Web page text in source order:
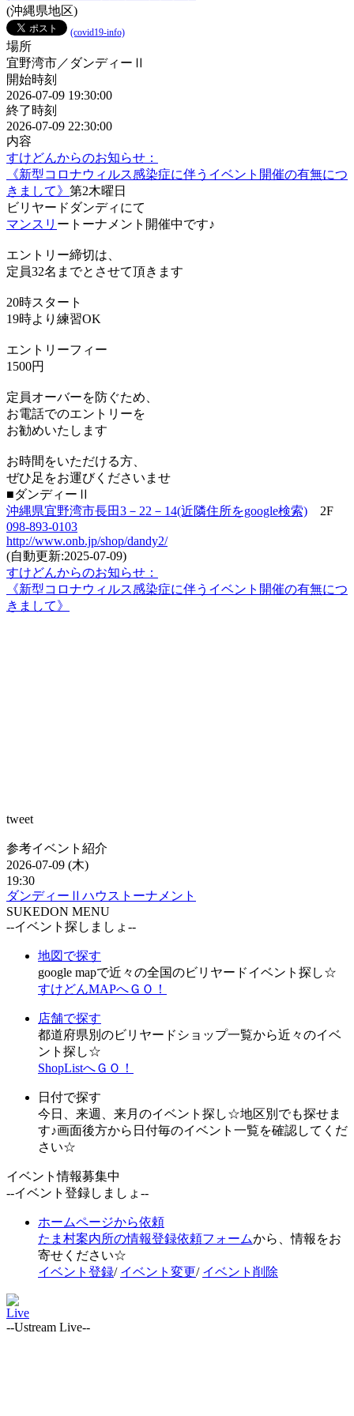
(沖縄県地区)
(covid19-info)
場所
宜野湾市／ダンディーⅡ
開始時刻
2026-07-09 19:30:00
終了時刻
2026-07-09 22:30:00
内容
すけどんからのお知らせ：
《新型コロナウィルス感染症に伴うイベント開催の有無につ
きまして》 第2木曜日
ビリヤードダンディにて
マンスリ ートーナメント開催中です♪
エントリー締切は、
定員32名までとさせて頂きます
20時スタート
19時より練習OK
エントリーフィー
1500円
定員オーバーを防ぐため、
お電話でのエントリーを
お勧めいたします
お時間をいただける方、
ぜひ足をお運びくださいませ
⁡■ダンディーⅡ
沖縄県宜野湾市長田3－22－14(近隣住所をgoogle検索) 2F
098-893-0103
http://www.onb.jp/shop/dandy2/
(自動更新:2025-07-09)
すけどんからのお知らせ：
《新型コロナウィルス感染症に伴うイベント開催の有無につ
きまして》
tweet
参考イベント紹介
2026-07-09 (木)
19:30
ダンディーⅡハウストーナメント
SUKEDON MENU
--イベント探しましょ--
地図で探す
google mapで近々の全国のビリヤードイベント探し☆
すけどんMAPへＧＯ！
店舗で探す
都道府県別のビリヤードショップ一覧から近々のイベ
ント探し☆
ShopListへＧＯ！
日付で探す
今日、来週、来月のイベント探し☆地区別でも探せま
す♪画面後方から日付毎のイベント一覧を確認してくだ
さい☆
イベント情報募集中
--イベント登録しましょ--
ホームページから依頼
たま村案内所の情報登録依頼フォームから、情報をお
寄せください☆
イベント登録/ イベント変更/ イベント削除
Live
--Ustream Live--